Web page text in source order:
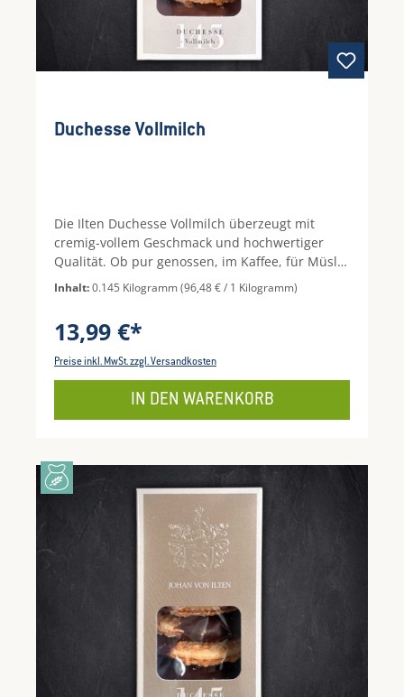
Duchesse Vollmilch
Die Ilten Duchesse Vollmilch überzeugt mit
cremig-vollem Geschmack und hochwertiger
Qualität. Ob pur genossen, im Kaffee, für Müsli,
zum Kochen oder Backen. Ein verlässliches
Gebäck für Genussmomente im Alltag.
Inhalt:0.145 Kilogramm(96,48 € / 1 Kilogramm)
13,99 €*
Preise inkl. MwSt. zzgl. Versandkosten
IN DEN WARENKORB